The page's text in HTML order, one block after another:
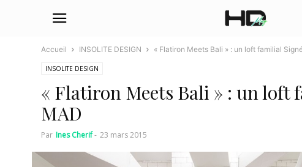
Accueil INSOLITE DESIGN « Flatiron Meets Bali » : un loft familial
INSOLITE DESIGN
« Flatiron Meets Bali » : un loft
MAD
Par Ines Cherif- 23 mars 2015